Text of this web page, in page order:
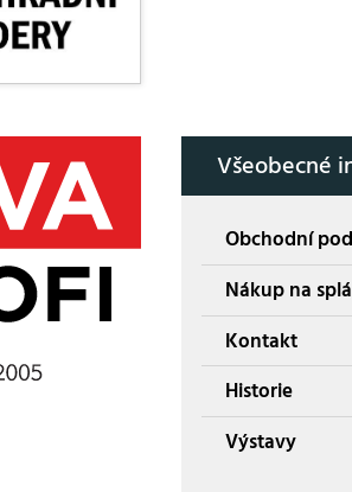
Všeobecné
Obchodní
Nákup na
Kontakt
Historie
Výstavy